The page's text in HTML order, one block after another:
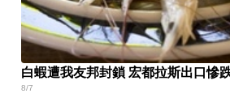
白蝦遭我友邦封鎖 宏都拉斯出口慘
8/7